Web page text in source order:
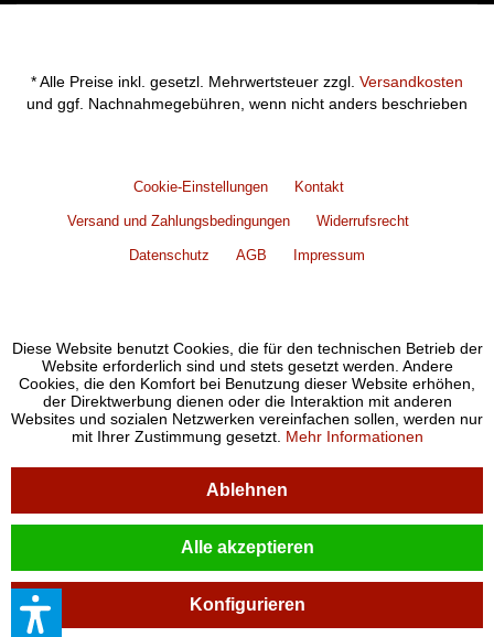
* Alle Preise inkl. gesetzl. Mehrwertsteuer zzgl. Versandkosten
und ggf. Nachnahmegebühren, wenn nicht anders beschrieben
Cookie-Einstellungen Kontakt
Versand und Zahlungsbedingungen Widerrufsrecht
Datenschutz AGB Impressum
Diese Website benutzt Cookies, die für den technischen Betrieb der
Website erforderlich sind und stets gesetzt werden. Andere
Cookies, die den Komfort bei Benutzung dieser Website erhöhen,
der Direktwerbung dienen oder die Interaktion mit anderen
Websites und sozialen Netzwerken vereinfachen sollen, werden nur
mit Ihrer Zustimmung gesetzt. Mehr Informationen
Ablehnen
Alle akzeptieren
Konfigurieren